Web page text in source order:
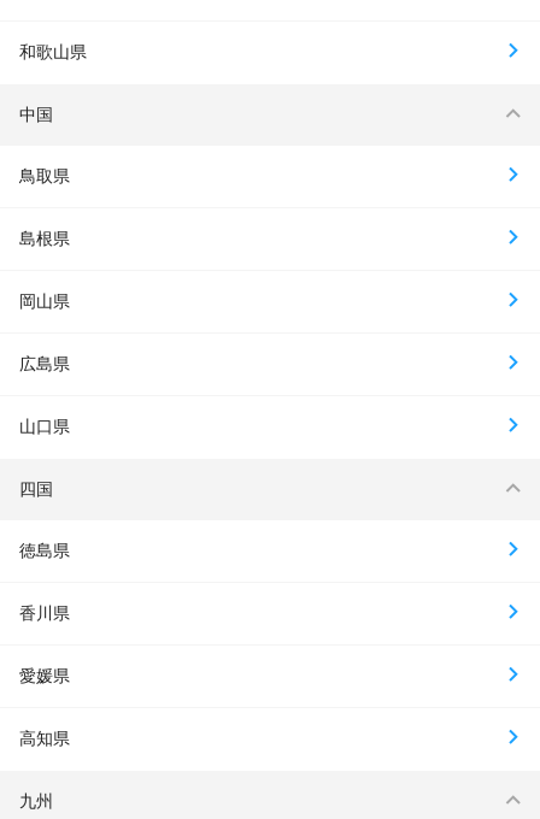
和歌山県
中国
鳥取県
島根県
岡山県
広島県
山口県
四国
徳島県
香川県
愛媛県
高知県
九州